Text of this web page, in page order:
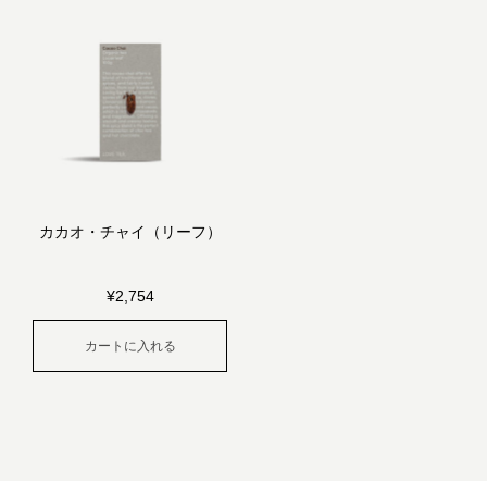
カカオ・チャイ（リーフ）
¥2,754
カートに入れる